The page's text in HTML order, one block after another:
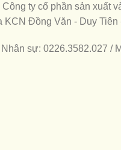
ty cổ phần sản xuất
KCN Đồng Văn - Duy Tiên
sự: 0226.3582.027 /